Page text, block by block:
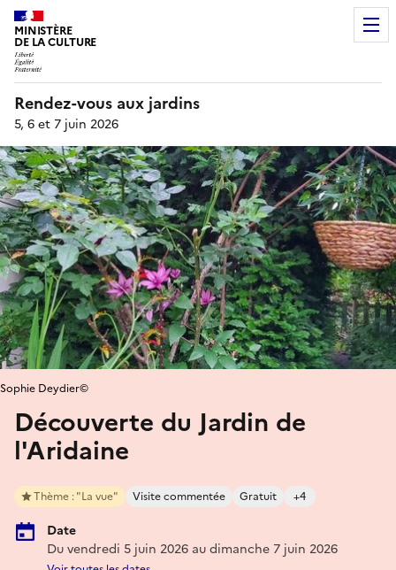
MINISTÈRE
DE LA CULTURE
Rendez-vous aux jardins
5, 6 et 7 juin 2026
Découverte du Jardin de
l'Aridaine
Thème : "La vue" Visite commentée Gratuit +4
Date
Du vendredi 5 juin 2026 au dimanche 7 juin 2026
Sophie Deydier©